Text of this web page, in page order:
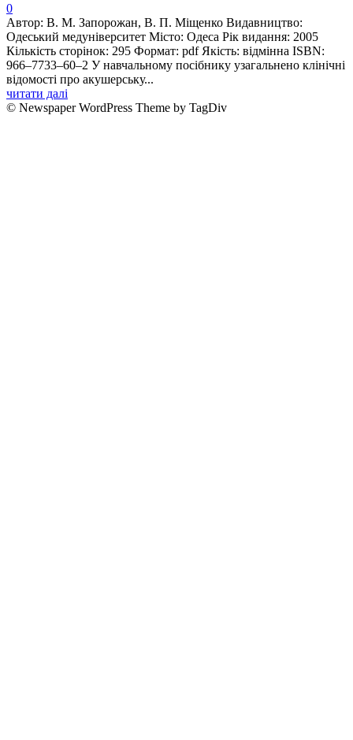
0
Автор: В. М. Запорожан, В. П. Міщенко Видавництво:
Одеський медуніверситет Місто: Одеса Рік видання: 2005
Кількість сторінок: 295 Формат: pdf Якість: відмінна ISBN:
966–7733–60–2 У навчальному посiбнику узагальнено клiнiчнi
вiдомостi про акушерську...
читати далі
© Newspaper WordPress Theme by TagDiv